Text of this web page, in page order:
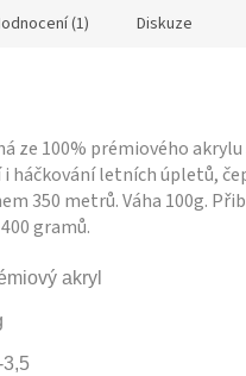
(1) Diskuze
ze 100% prémiového
háčkování letních úpletů,
350 metrů. Váha 100g.
gramů.
akryl